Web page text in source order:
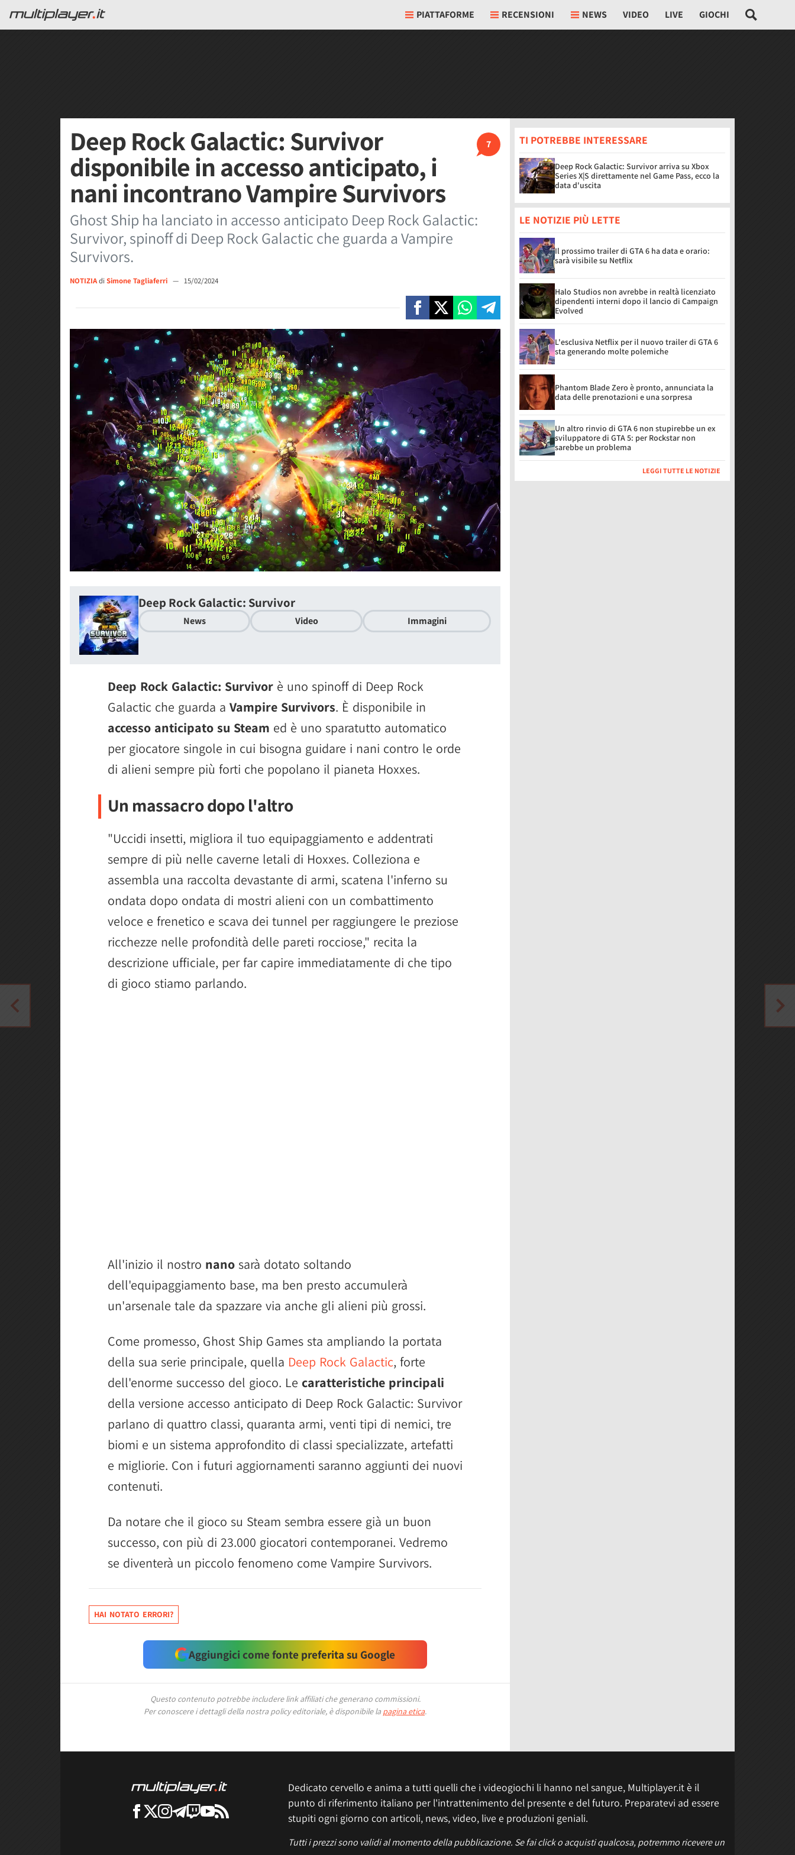
PIATTAFORME RECENSIONI NEWS VIDEO LIVE GIOCHI
7
Deep Rock Galactic: Survivor
disponibile in accesso anticipato, i
nani incontrano Vampire Survivors
Ghost Ship ha lanciato in accesso anticipato Deep Rock Galactic:
Survivor, spinoff di Deep Rock Galactic che guarda a Vampire
Survivors.
NOTIZIAdi Simone Tagliaferri — 15/02/2024
Deep Rock Galactic: Survivor
News Video Immagini
Deep Rock Galactic: Survivor è uno spinoff di Deep Rock
Galactic che guarda a Vampire Survivors. È disponibile in
accesso anticipato su Steam ed è uno sparatutto automatico
per giocatore singole in cui bisogna guidare i nani contro le orde
di alieni sempre più forti che popolano il pianeta Hoxxes.
Un massacro dopo l'altro
"Uccidi insetti, migliora il tuo equipaggiamento e addentrati
sempre di più nelle caverne letali di Hoxxes. Colleziona e
assembla una raccolta devastante di armi, scatena l'inferno su
ondata dopo ondata di mostri alieni con un combattimento
veloce e frenetico e scava dei tunnel per raggiungere le preziose
ricchezze nelle profondità delle pareti rocciose," recita la
descrizione ufficiale, per far capire immediatamente di che tipo
di gioco stiamo parlando.
All'inizio il nostro nano sarà dotato soltando
dell'equipaggiamento base, ma ben presto accumulerà
un'arsenale tale da spazzare via anche gli alieni più grossi.
Come promesso, Ghost Ship Games sta ampliando la portata
della sua serie principale, quella Deep Rock Galactic, forte
dell'enorme successo del gioco. Le caratteristiche principali
della versione accesso anticipato di Deep Rock Galactic: Survivor
parlano di quattro classi, quaranta armi, venti tipi di nemici, tre
biomi e un sistema approfondito di classi specializzate, artefatti
e migliorie. Con i futuri aggiornamenti saranno aggiunti dei nuovi
contenuti.
Da notare che il gioco su Steam sembra essere già un buon
successo, con più di 23.000 giocatori contemporanei. Vedremo
se diventerà un piccolo fenomeno come Vampire Survivors.
HAI NOTATO ERRORI?
Aggiungici come fonte preferita su Google
Questo contenuto potrebbe includere link affiliati che generano commissioni.
Per conoscere i dettagli della nostra policy editoriale, è disponibile la pagina etica.
TI POTREBBE INTERESSARE
Deep Rock Galactic: Survivor arriva su Xbox
Series X|S direttamente nel Game Pass, ecco la
data d'uscita
LE NOTIZIE PIÙ LETTE
Il prossimo trailer di GTA 6 ha data e orario:
sarà visibile su Netflix
Halo Studios non avrebbe in realtà licenziato
dipendenti interni dopo il lancio di Campaign
Evolved
L'esclusiva Netflix per il nuovo trailer di GTA 6
sta generando molte polemiche
Phantom Blade Zero è pronto, annunciata la
data delle prenotazioni e una sorpresa
Un altro rinvio di GTA 6 non stupirebbe un ex
sviluppatore di GTA 5: per Rockstar non
sarebbe un problema
LEGGI TUTTE LE NOTIZIE
Dedicato cervello e anima a tutti quelli che i videogiochi li hanno nel sangue, Multiplayer.it è il
punto di riferimento italiano per l'intrattenimento del presente e del futuro. Preparatevi ad essere
stupiti ogni giorno con articoli, news, video, live e produzioni geniali.
Tutti i prezzi sono validi al momento della pubblicazione. Se fai click o acquisti qualcosa, potremmo ricevere un